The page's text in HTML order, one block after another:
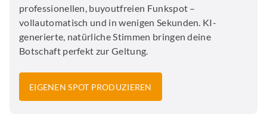
professionellen, buyoutfreien Funkspot –
vollautomatisch und in wenigen Sekunden. KI-
generierte, natürliche Stimmen bringen deine
Botschaft perfekt zur Geltung.
EIGENEN SPOT PRODUZIEREN